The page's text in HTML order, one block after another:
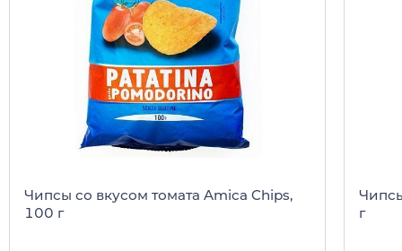
Чипсы со вкусом томата Amica Chips,
100 г
г